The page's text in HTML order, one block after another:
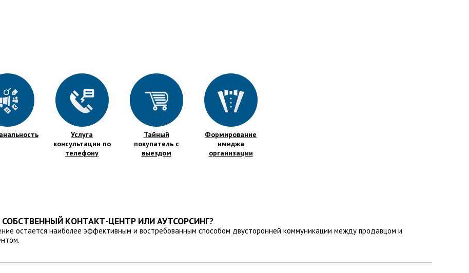
Услуга
консультации по
телефону
Тайный
покупатель с
выездом
Формирование
имиджа
организации
КОНТАКТ-ЦЕНТР ИЛИ АУТСОРСИНГ?
остается наиболее эффективным и востребованным способом двусторонней коммуникации между продавцом и